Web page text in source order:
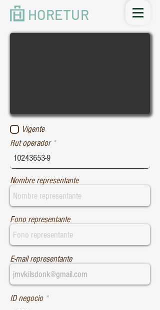
HORETUR
Vigente
Rut operador
Nombre representante
Fono representante
E-mail representante
ID negocio